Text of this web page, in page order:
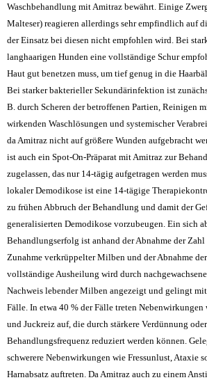
Waschbehandlung mitAmitraz bewährt. Einige
Malteser) reagieren allerdings sehr empfindlich auf
der Einsatz bei diesen nicht empfohlen wird. Bei
langhaarigen Hunden eine vollständige Schur
Haut gut benetzen muss, um tief genug in die
Bei starker bakterieller Sekundärinfektion ist
B. durch Scheren der betroffenen Partien, Reinigen
wirkenden Waschlösungen und systemischer
da Amitraz nicht auf größere Wunden aufgebracht
ist auch ein Spot-On-Präparat mit Amitraz zur
zugelassen, das nur 14-tägig aufgetragen werden
lokaler Demodikose ist eine 14-tägige
zu frühen Abbruch der Behandlung und damit der
generalisierten Demodikose vorzubeugen. Ein sich
Behandlungserfolg ist anhand der Abnahme der
Zunahme verkrüppelter Milben und der Abnahme
vollständige Ausheilung wird durch
Nachweis lebender Milben angezeigt und gelingt
Fälle. In etwa 40 % der Fälle treten
und Juckreiz auf, die durch stärkere Verdünnung
Behandlungsfrequenz reduziert werden können.
schwerere Nebenwirkungen wie Fressunlust, Ataxie
Harnabsatz auftreten. Da Amitraz auch zu einem